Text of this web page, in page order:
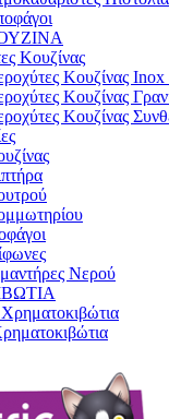
Κουζίνας
Κουζίνας
Κουζίνας
Κουζίνας
Νερού